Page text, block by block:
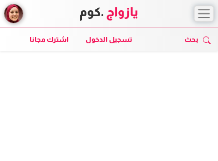
يازواج .كوم
بحث تسجيل الدخول اشترك مجانا